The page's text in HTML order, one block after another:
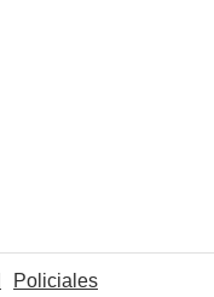
Policiales